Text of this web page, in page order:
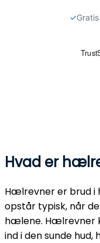
Hvad er
Hælrevner er brud i
opstår typisk, når
hælene. Hælrevner
ind i den sunde